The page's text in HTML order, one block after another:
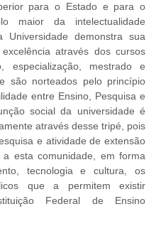
para o Estado e para o
maior da intelectualidade
Universidade demonstra sua
através dos cursos
especialização, mestrado e
são norteados pelo princípio
entre Ensino, Pesquisa e
social da universidade é
através desse tripé, pois
e atividade de extensão
a esta comunidade, em forma
tecnologia e cultura, os
que a permitem existir
Federal de Ensino